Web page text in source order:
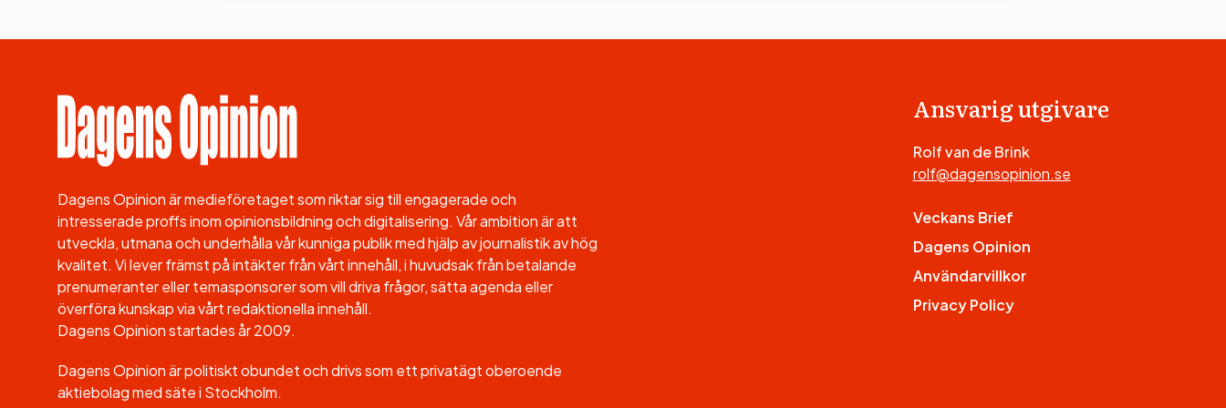
Dagens Opinion är medieföretaget som riktar sig till engagerade och
intresserade proffs inom opinionsbildning och digitalisering. Vår ambition är att
utveckla, utmana och underhålla vår kunniga publik med hjälp av journalistik av hög
kvalitet. Vi lever främst på intäkter från vårt innehåll, i huvudsak från betalande
prenumeranter eller temasponsorer som vill driva frågor, sätta agenda eller
överföra kunskap via vårt redaktionella innehåll.
Dagens Opinion startades år 2009.
Dagens Opinion är politiskt obundet och drivs som ett privatägt oberoende
aktiebolag med säte i Stockholm.
Ansvarig utgivare
Rolf van de Brink
rolf@dagensopinion.se
Veckans Brief
Dagens Opinion
Användarvillkor
Privacy Policy